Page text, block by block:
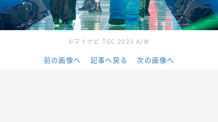
©マイナビ TGC 2023 A/W
前の画像へ 記事へ戻る 次の画像へ